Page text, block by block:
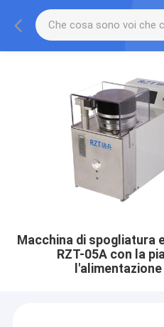
Macchina di spogliatura
RZT-05A con la